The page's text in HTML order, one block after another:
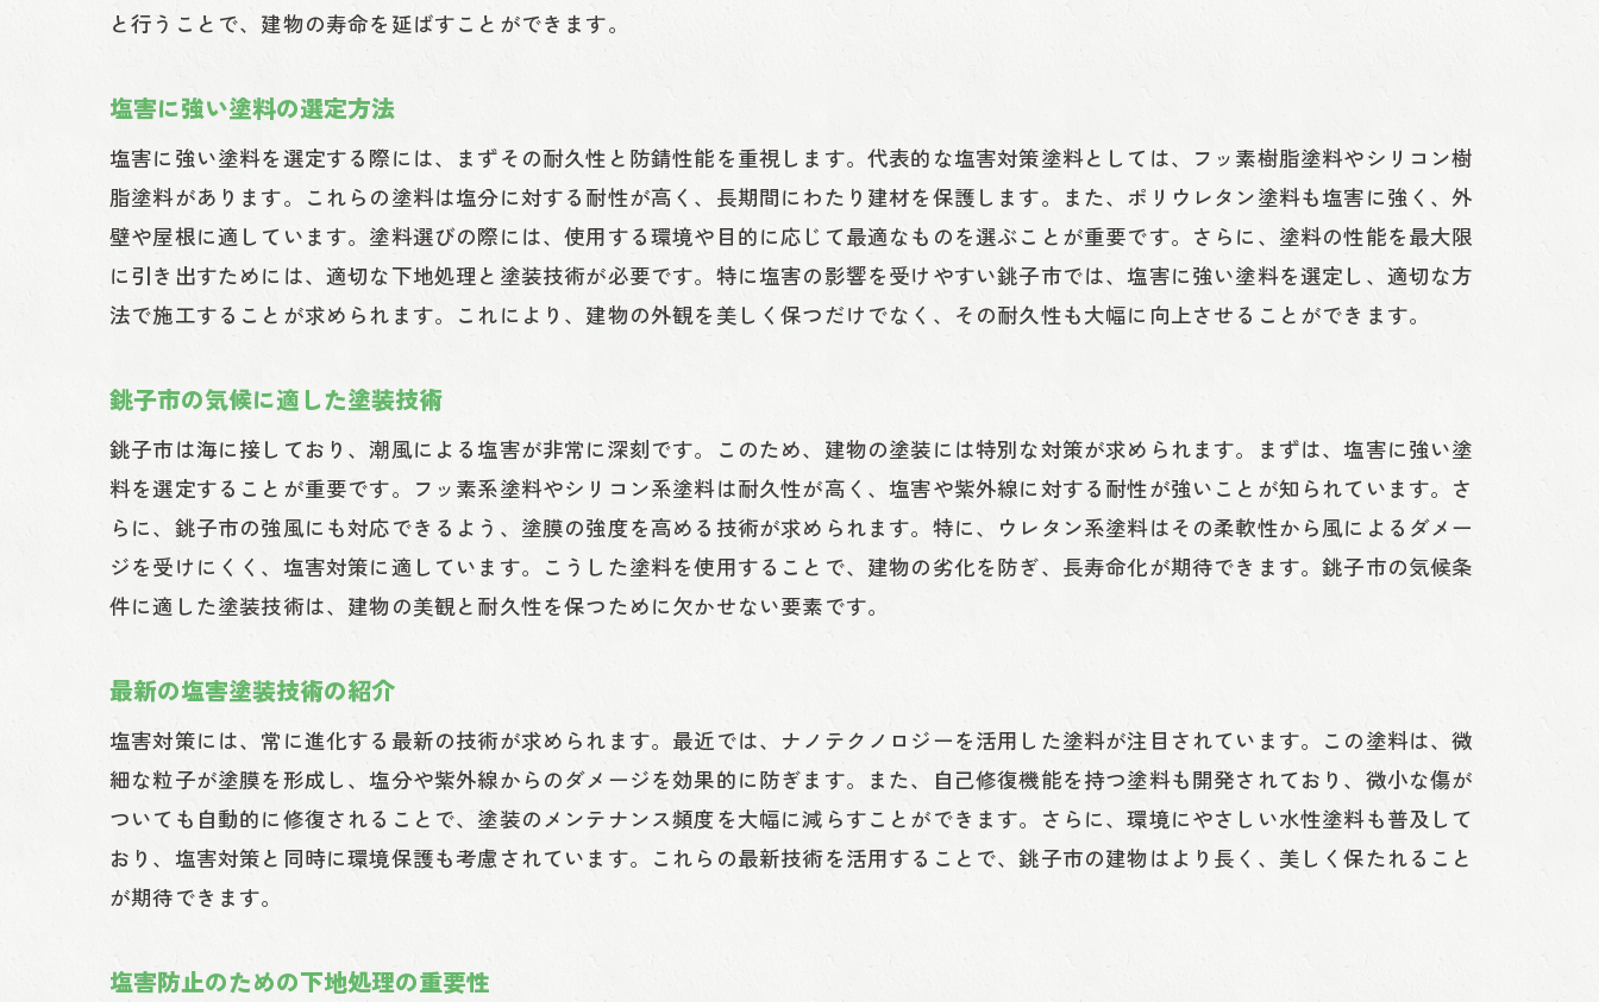
銚子市の環境に合致した塩害塗装
塩害塗装の評判と口コミ
業者選びのポイント
失敗しない塩害塗装の選定方法
塩害塗装の下地処理方法
塩害塗装の塗布技術
塩害塗装の乾燥と仕上げ
DIYでできる塩害塗装
専門業者に依頼するメリット
塩害塗装の点検方法
塩害塗装の劣化サイン
劣化を防ぐメンテナンス手法
と行うことで、建物の寿命を延ばすことができます。
塩害に強い塗料の選定方法
塩害に強い塗料を選定する際には、まずその耐久性と防錆性能を重視します。代表的な塩害対策塗料としては、フッ素樹脂塗料やシリコン樹
脂塗料があります。これらの塗料は塩分に対する耐性が高く、長期間にわたり建材を保護します。また、ポリウレタン塗料も塩害に強く、外
壁や屋根に適しています。塗料選びの際には、使用する環境や目的に応じて最適なものを選ぶことが重要です。さらに、塗料の性能を最大限
に引き出すためには、適切な下地処理と塗装技術が必要です。特に塩害の影響を受けやすい銚子市では、塩害に強い塗料を選定し、適切な方
法で施工することが求められます。これにより、建物の外観を美しく保つだけでなく、その耐久性も大幅に向上させることができます。
銚子市の気候に適した塗装技術
銚子市は海に接しており、潮風による塩害が非常に深刻です。このため、建物の塗装には特別な対策が求められます。まずは、塩害に強い塗
料を選定することが重要です。フッ素系塗料やシリコン系塗料は耐久性が高く、塩害や紫外線に対する耐性が強いことが知られています。さ
らに、銚子市の強風にも対応できるよう、塗膜の強度を高める技術が求められます。特に、ウレタン系塗料はその柔軟性から風によるダメー
ジを受けにくく、塩害対策に適しています。こうした塗料を使用することで、建物の劣化を防ぎ、長寿命化が期待できます。銚子市の気候条
件に適した塗装技術は、建物の美観と耐久性を保つために欠かせない要素です。
最新の塩害塗装技術の紹介
塩害対策には、常に進化する最新の技術が求められます。最近では、ナノテクノロジーを活用した塗料が注目されています。この塗料は、微
細な粒子が塗膜を形成し、塩分や紫外線からのダメージを効果的に防ぎます。また、自己修復機能を持つ塗料も開発されており、微小な傷が
ついても自動的に修復されることで、塗装のメンテナンス頻度を大幅に減らすことができます。さらに、環境にやさしい水性塗料も普及して
おり、塩害対策と同時に環境保護も考慮されています。これらの最新技術を活用することで、銚子市の建物はより長く、美しく保たれること
が期待できます。
塩害防止のための下地処理の重要性